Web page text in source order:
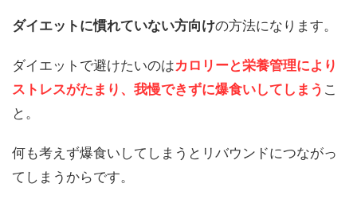
ダイエットに慣れていない方向けの方法になります。
ダイエットで避けたいのはカロリーと栄養管理により
ストレスがたまり、我慢できずに爆食いしてしまう こ
と。
何も考えず爆食いしてしまうとリバウンドにつながっ
てしまうからです。